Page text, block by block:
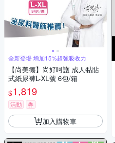
全新登場 增加15%超強吸收力
【尚美德】尚好呵護 成人黏貼
式紙尿褲L-XL號 6包/箱
$1,819
活動 券
加入購物車